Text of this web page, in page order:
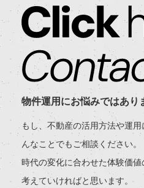
物件運用にお悩みではあり
もし、不動産の活用方法や運
んなことでもご相談ください。
時代の変化に合わせた体験価
考えていければと思います。